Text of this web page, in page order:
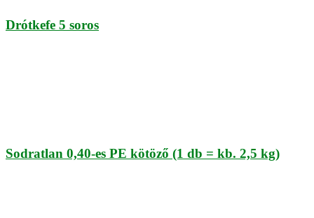
Drótkefe 5 soros
Sodratlan 0,40-es PE kötöző (1 db = kb. 2,5 kg)